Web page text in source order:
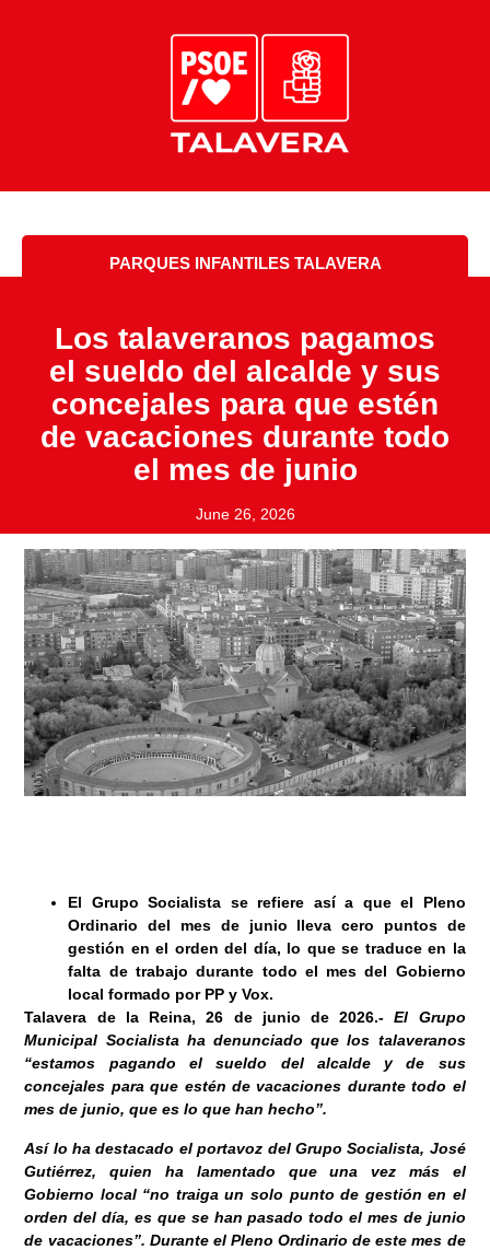
PARQUES INFANTILES TALAVERA
Los talaveranos pagamos
el sueldo del alcalde y sus
concejales para que estén
de vacaciones durante todo
el mes de junio
June 26, 2026
El Grupo Socialista se refiere así a que el Pleno
Ordinario del mes de junio lleva cero puntos de
gestión en el orden del día, lo que se traduce en la
falta de trabajo durante todo el mes del Gobierno
local formado por PP y Vox.
Talavera de la Reina, 26 de junio de 2026.- El Grupo
Municipal Socialista ha denunciado que los talaveranos
“estamos pagando el sueldo del alcalde y de sus
concejales para que estén de vacaciones durante todo el
mes de junio, que es lo que han hecho”.
Así lo ha destacado el portavoz del Grupo Socialista, José
Gutiérrez, quien ha lamentado que una vez más el
Gobierno local “no traiga un solo punto de gestión en el
orden del día, es que se han pasado todo el mes de junio
de vacaciones”. Durante el Pleno Ordinario de este mes de